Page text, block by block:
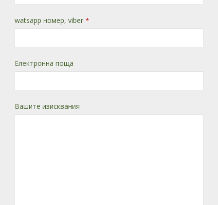
watsapp номер, viber *
Електронна поща
Вашите изисквания